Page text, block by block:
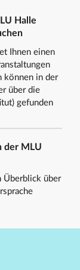
Halle
Ihnen einen
können in der
über die
gefunden
der MLU
Überblick über